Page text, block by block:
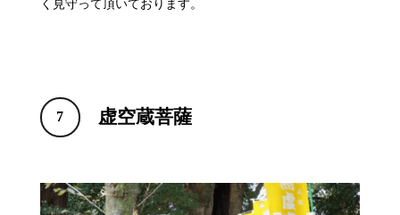
く見守って頂いております。
7 虚空蔵菩薩